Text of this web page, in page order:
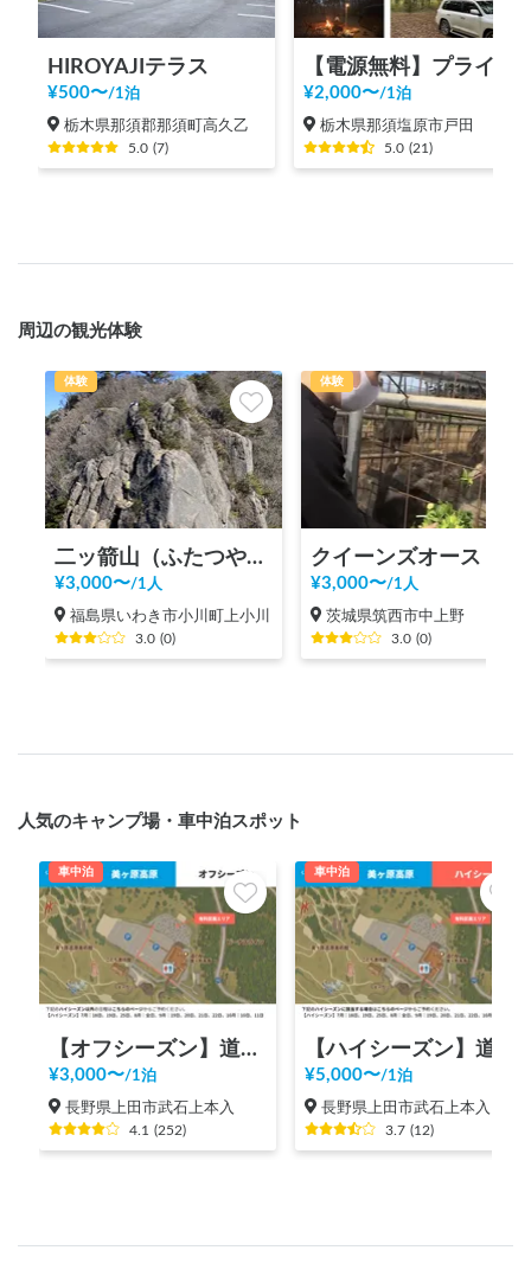
HIROYAJIテラス
¥500〜/1泊
栃木県那須郡那須町高久乙
5.0 (7)
¥2,000〜/1泊
栃木県那須塩原市戸田
5.0 (21)
周辺の観光体験
体験
二ッ箭山（ふたつやさん）登山
¥3,000〜/1人
福島県いわき市小川町上小川
3.0 (0)
体験
¥3,000〜/1人
茨城県筑西市中上野
3.0 (0)
人気のキャンプ場・車中泊スポット
車中泊
【オフシーズン】道の駅 美ヶ原高原
¥3,000〜/1泊
長野県上田市武石上本入
4.1 (252)
車中泊
¥5,000〜/1泊
長野県上田市武石上本入
3.7 (12)